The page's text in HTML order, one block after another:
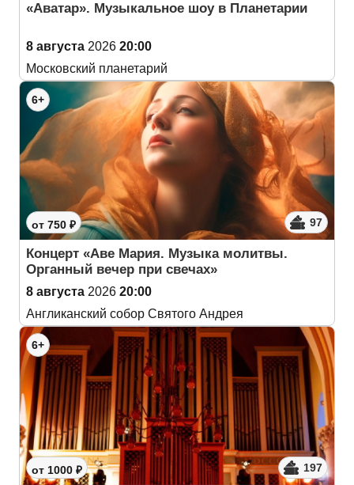
«Аватар». Музыкальное шоу в Планетарии
8 августа 2026 20:00
Московский планетарий
6+
от 750 ₽ 97
Концерт «Аве Мария. Музыка молитвы.
Органный вечер при свечах»
8 августа 2026 20:00
Англиканский собор Святого Андрея
6+
от 1000 ₽ 197